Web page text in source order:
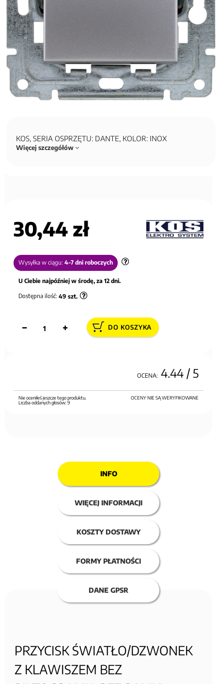
KOS, SERIA OSPRZĘTU: DANTE, KOLOR: INOX
Więcej szczegółów
30,44 zł
Wysyłka w ciągu: 4-7 dni roboczych
U Ciebie najpóźniej w środę, za 12 dni.
Dostępna ilość: 49 szt.
DO KOSZYKA
OCENA: 4.44 / 5
OCENY NIE SĄ WERYFIKOWANE
Nie oceniłeś jeszcze tego produktu.
Liczba oddanych głosów:9
INFO
WIĘCEJ INFORMACJI
KOSZTY DOSTAWY
FORMY PŁATNOŚCI
DANE GPSR
PRZYCISK ŚWIATŁO/DZWONEK
Z KLAWISZEM BEZ